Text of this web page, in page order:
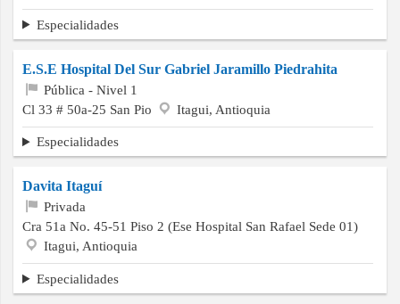
Especialidades
E.S.E Hospital Del Sur Gabriel Jaramillo Piedrahita
Pública - Nivel 1
Cl 33 # 50a-25 San Pio
Itagui, Antioquia
Especialidades
Davita Itaguí
Privada
Cra 51a No. 45-51 Piso 2 (Ese Hospital San Rafael Sede 01)
Itagui, Antioquia
Especialidades